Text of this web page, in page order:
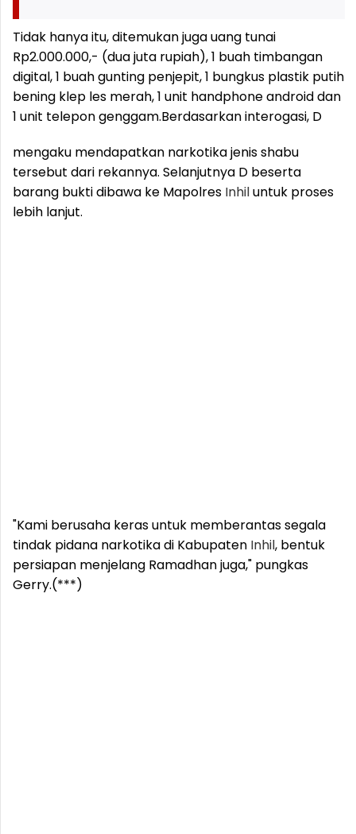
Tidak hanya itu, ditemukan juga uang tunai
Rp2.000.000,- (dua juta rupiah), 1 buah timbangan
digital, 1 buah gunting penjepit, 1 bungkus plastik putih
bening klep les merah, 1 unit handphone android dan
1 unit telepon genggam.Berdasarkan interogasi, D
mengaku mendapatkan narkotika jenis shabu
tersebut dari rekannya. Selanjutnya D beserta
barang bukti dibawa ke Mapolres Inhiluntuk proses
lebih lanjut.
"Kami berusaha keras untuk memberantas segala
tindak pidana narkotika di Kabupaten Inhil, bentuk
persiapan menjelang Ramadhan juga," pungkas
Gerry.(***)